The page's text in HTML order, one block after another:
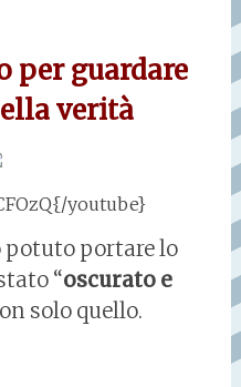
per guardare
verità
youtube}
portare lo
“oscurato e
solo quello.